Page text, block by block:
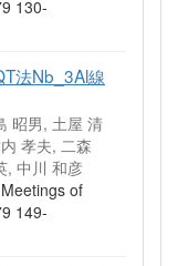
130-
法Nb_3Al線
昭男, 土屋 清
孝夫, 二森
, 中川 和彦
of
149-